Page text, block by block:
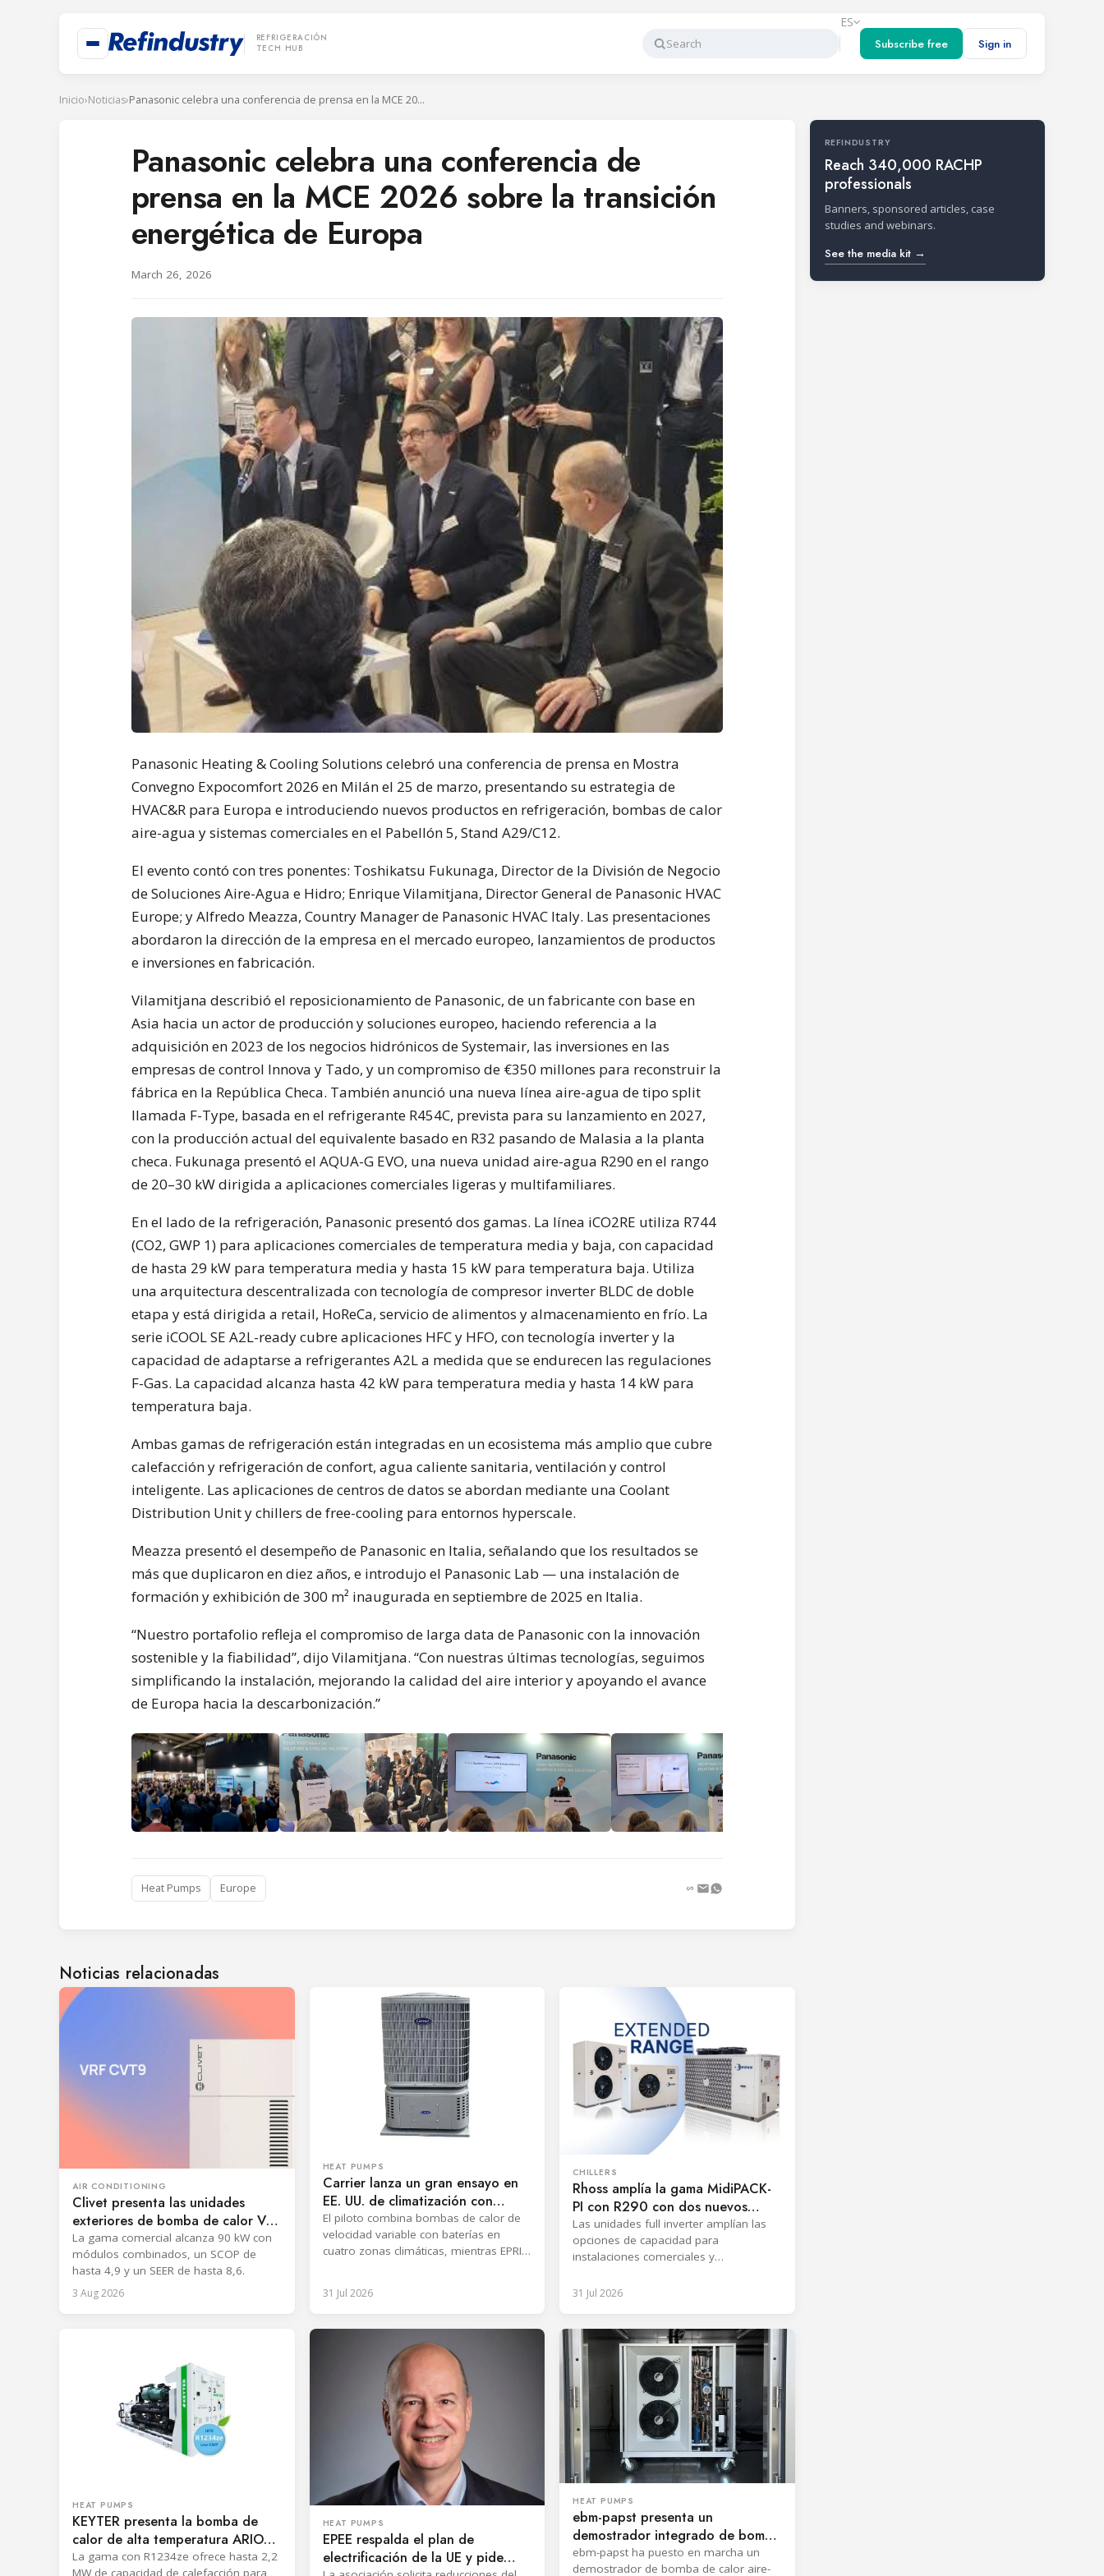
REFRIGERACIÓN
TECH HUB
Search
ES
Subscribe free
Sign in
Inicio›Noticias› Panasonic celebra una conferencia de prensa en la MCE 2026 sobre la transición energética de Europa
Panasonic celebra una conferencia de
prensa en la MCE 2026 sobre la transición
energética de Europa
March 26, 2026
Panasonic Heating & Cooling Solutions celebró una conferencia de prensa en Mostra
Convegno Expocomfort 2026 en Milán el 25 de marzo, presentando su estrategia de
HVAC&R para Europa e introduciendo nuevos productos en refrigeración, bombas de calor
aire-agua y sistemas comerciales en el Pabellón 5, Stand A29/C12.
El evento contó con tres ponentes: Toshikatsu Fukunaga, Director de la División de Negocio
de Soluciones Aire-Agua e Hidro; Enrique Vilamitjana, Director General de Panasonic HVAC
Europe; y Alfredo Meazza, Country Manager de Panasonic HVAC Italy. Las presentaciones
abordaron la dirección de la empresa en el mercado europeo, lanzamientos de productos
e inversiones en fabricación.
Vilamitjana describió el reposicionamiento de Panasonic, de un fabricante con base en
Asia hacia un actor de producción y soluciones europeo, haciendo referencia a la
adquisición en 2023 de los negocios hidrónicos de Systemair, las inversiones en las
empresas de control Innova y Tado, y un compromiso de €350 millones para reconstruir la
fábrica en la República Checa. También anunció una nueva línea aire-agua de tipo split
llamada F-Type, basada en el refrigerante R454C, prevista para su lanzamiento en 2027,
con la producción actual del equivalente basado en R32 pasando de Malasia a la planta
checa. Fukunaga presentó el AQUA-G EVO, una nueva unidad aire-agua R290 en el rango
de 20–30 kW dirigida a aplicaciones comerciales ligeras y multifamiliares.
En el lado de la refrigeración, Panasonic presentó dos gamas. La línea iCO2RE utiliza R744
(CO2, GWP 1) para aplicaciones comerciales de temperatura media y baja, con capacidad
de hasta 29 kW para temperatura media y hasta 15 kW para temperatura baja. Utiliza
una arquitectura descentralizada con tecnología de compresor inverter BLDC de doble
etapa y está dirigida a retail, HoReCa, servicio de alimentos y almacenamiento en frío. La
serie iCOOL SE A2L-ready cubre aplicaciones HFC y HFO, con tecnología inverter y la
capacidad de adaptarse a refrigerantes A2L a medida que se endurecen las regulaciones
F-Gas. La capacidad alcanza hasta 42 kW para temperatura media y hasta 14 kW para
temperatura baja.
Ambas gamas de refrigeración están integradas en un ecosistema más amplio que cubre
calefacción y refrigeración de confort, agua caliente sanitaria, ventilación y control
inteligente. Las aplicaciones de centros de datos se abordan mediante una Coolant
Distribution Unit y chillers de free-cooling para entornos hyperscale.
Meazza presentó el desempeño de Panasonic en Italia, señalando que los resultados se
más que duplicaron en diez años, e introdujo el Panasonic Lab — una instalación de
formación y exhibición de 300 m² inaugurada en septiembre de 2025 en Italia.
“Nuestro portafolio refleja el compromiso de larga data de Panasonic con la innovación
sostenible y la fiabilidad”, dijo Vilamitjana. “Con nuestras últimas tecnologías, seguimos
simplificando la instalación, mejorando la calidad del aire interior y apoyando el avance
de Europa hacia la descarbonización.”
Heat Pumps Europe
Noticias relacionadas
AIR CONDITIONING
Clivet presenta las unidades
exteriores de bomba de calor VRF
CVT9 con R32
La gama comercial alcanza 90 kW con
módulos combinados, un SCOP de
hasta 4,9 y un SEER de hasta 8,6.
3 Aug 2026
HEAT PUMPS
Carrier lanza un gran ensayo en
EE. UU. de climatización con
baterías
El piloto combina bombas de calor de
velocidad variable con baterías en
cuatro zonas climáticas, mientras EPRI
31 Jul 2026
CHILLERS
Rhoss amplía la gama MidiPACK-
PI con R290 con dos nuevos
tamaños
Las unidades full inverter amplían las
opciones de capacidad para
instalaciones comerciales y
energéticas.
31 Jul 2026
HEAT PUMPS
KEYTER presenta la bomba de
calor de alta temperatura ARION
eco KZTB
La gama con R1234ze ofrece hasta 2,2
MW de capacidad de calefacción para
HEAT PUMPS
EPEE respalda el plan de
electrificación de la UE y pide
HEAT PUMPS
ebm-papst presenta un
demostrador integrado de bomba
de calor R290 en Alemania
ebm-papst ha puesto en marcha un
demostrador de bomba de calor aire-
REFINDUSTRY
Reach 340,000 RACHP
professionals
Banners, sponsored articles, case
studies and webinars.
See the media kit →